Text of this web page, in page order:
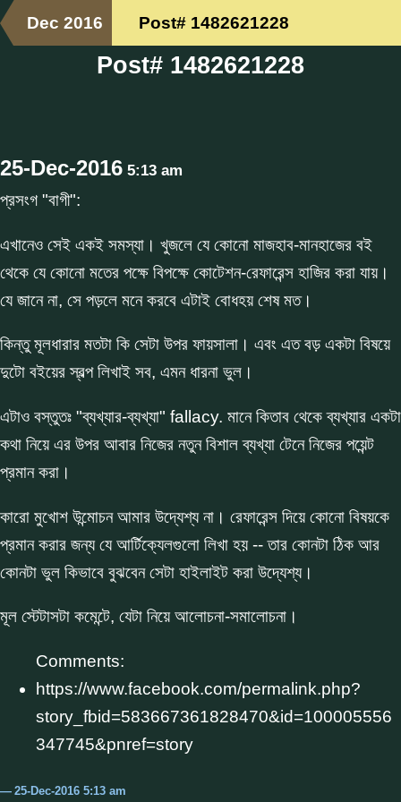
Dec 2016 Post# 1482621228
Post# 1482621228
25-Dec-2016 5:13 am
প্রসংগ "বাগী":
এখানেও সেই একই সমস্যা। খুজলে যে কোনো মাজহাব-মানহাজের বই
থেকে যে কোনো মতের পক্ষে বিপক্ষে কোটেশন-রেফারেন্স হাজির করা যায়।
যে জানে না, সে পড়লে মনে করবে এটাই বোধহয় শেষ মত।
কিন্তু মূলধারার মতটা কি সেটা উপর ফায়সালা। এবং এত বড় একটা বিষয়ে
দুটো বইয়ের স্বল্প লিখাই সব, এমন ধারনা ভুল।
এটাও বস্তুতঃ "ব্যখ্যার-ব্যখ্যা" fallacy. মানে কিতাব থেকে ব্যখ্যার একটা
কথা নিয়ে এর উপর আবার নিজের নতুন বিশাল ব্যখ্যা টেনে নিজের পয়েন্ট
প্রমান করা।
কারো মুখোশ উন্মোচন আমার উদ্যেশ্য না। রেফারেন্স দিয়ে কোনো বিষয়কে
প্রমান করার জন্য যে আর্টিক্যেলগুলো লিখা হয় -- তার কোনটা ঠিক আর
কোনটা ভুল কিভাবে বুঝবেন সেটা হাইলাইট করা উদ্যেশ্য।
মূল স্টেটাসটা কমেন্টে, যেটা নিয়ে আলোচনা-সমালোচনা।
Comments:
https://www.facebook.com/permalink.php?
story_fbid=583667361828470&id=100005556
347745&pnref=story
25-Dec-2016 5:13 am